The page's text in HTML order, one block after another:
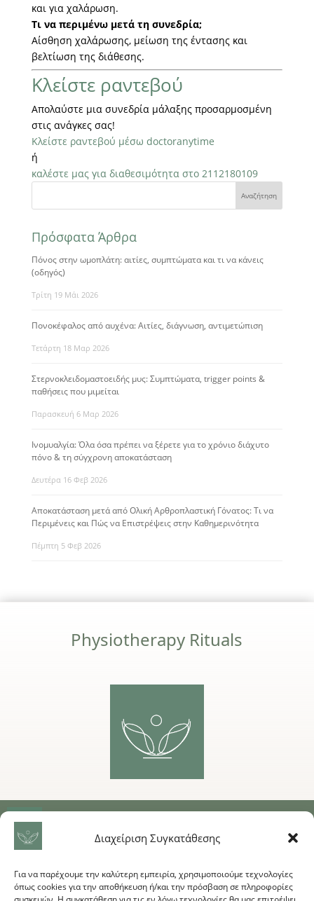
Διαχείριση Συγκατάθεσης
Για να παρέχουμε την καλύτερη εμπειρία, χρησιμοποιούμε τεχνολογίες
όπως cookies για την αποθήκευση ή/και την πρόσβαση σε πληροφορίες
και για χαλάρωση.
Τι να περιμένω μετά τη συνεδρία;
Αίσθηση χαλάρωσης, μείωση της έντασης και
βελτίωση της διάθεσης.
Κλείστε ραντεβού
Απολαύστε μια συνεδρία μάλαξης προσαρμοσμένη
στις ανάγκες σας!
Κλείστε ραντεβού μέσω doctoranytime
ή
καλέστε μας για διαθεσιμότητα στο 2112180109
Πρόσφατα Άρθρα
Πόνος στην ωμοπλάτη: αιτίες, συμπτώματα και τι να κάνεις
(οδηγός)
Τρίτη 19 Μάι 2026
Πονοκέφαλος από αυχένα: Αιτίες, διάγνωση, αντιμετώπιση
Τετάρτη 18 Μαρ 2026
Στερνοκλειδομαστοειδής μυς: Συμπτώματα, trigger points &
παθήσεις που μιμείται
Παρασκευή 6 Μαρ 2026
Ινομυαλγία: Όλα όσα πρέπει να ξέρετε για το χρόνιο διάχυτο
πόνο & τη σύγχρονη αποκατάσταση
Δευτέρα 16 Φεβ 2026
Αποκατάσταση μετά από Ολική Αρθροπλαστική Γόνατος: Τι να
Περιμένεις και Πώς να Επιστρέψεις στην Καθημερινότητα
Πέμπτη 5 Φεβ 2026
Physiotherapy Rituals
ΕΠΙΚΟΙΝΩΝΙΑ
Τηλέφωνο 2112180109
Emailphysio.rituals@gmail.com